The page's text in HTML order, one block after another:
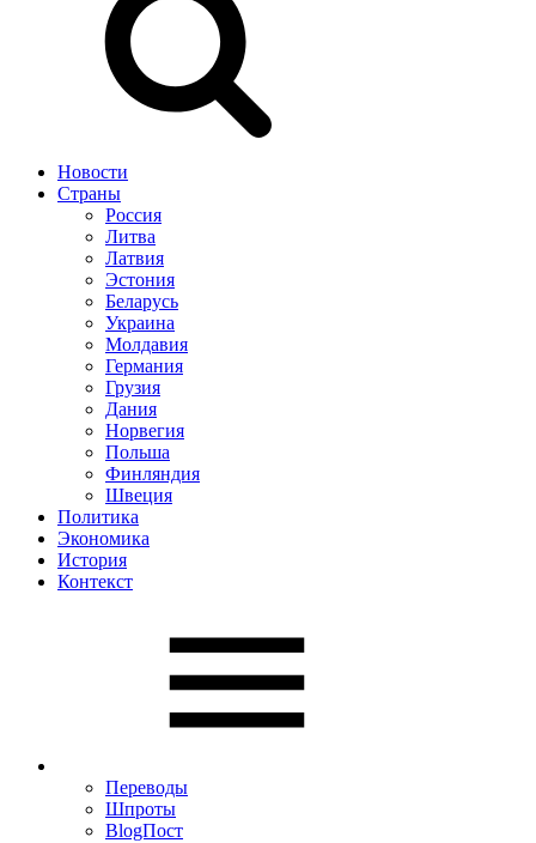
Новости
Страны
Россия
Литва
Латвия
Эстония
Беларусь
Украина
Молдавия
Германия
Грузия
Дания
Норвегия
Польша
Финляндия
Швеция
Политика
Экономика
История
Контекст
Переводы
Шпроты
BlogПост